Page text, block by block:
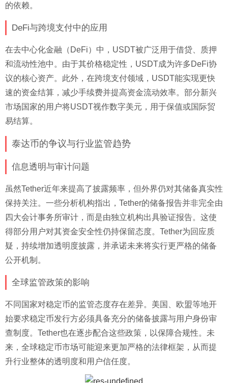
的依赖。
DeFi与跨境支付中的应用
在去中心化金融（DeFi）中，USDT被广泛用于借贷、质押
和流动性池中。由于其价格稳定性，USDT成为许多DeFi协
议的核心资产。此外，在跨境支付领域，USDT能实现更快
速的资金结算，减少手续费并提高资金流动效率。部分新兴
市场国家的用户将USDT视作数字美元，用于保值或国际贸
易结算。
泰达币的争议与行业监管趋势
信息透明与审计问题
虽然Tether近年来提高了披露频率，但外界仍对其储备真实性
保持关注。一些分析机构指出，Tether的储备报告并非完全由
四大会计事务所审计，而是由独立机构出具验证报告。这使
得部分用户对其资金安全性仍持保留态度。Tether为回应质
疑，持续增加透明度披露，并承诺未来将实行更严格的储备
公开机制。
全球监管政策的影响
不同国家对稳定币的监管态度存在差异。美国、欧盟等地开
始要求稳定币发行方必须具备充分的储备披露与用户身份审
查制度。Tether也在逐步配合这些政策，以保障合规性。未
来，全球稳定币市场可能迎来更加严格的法律框架，从而提
升行业整体的透明度和用户信任度。